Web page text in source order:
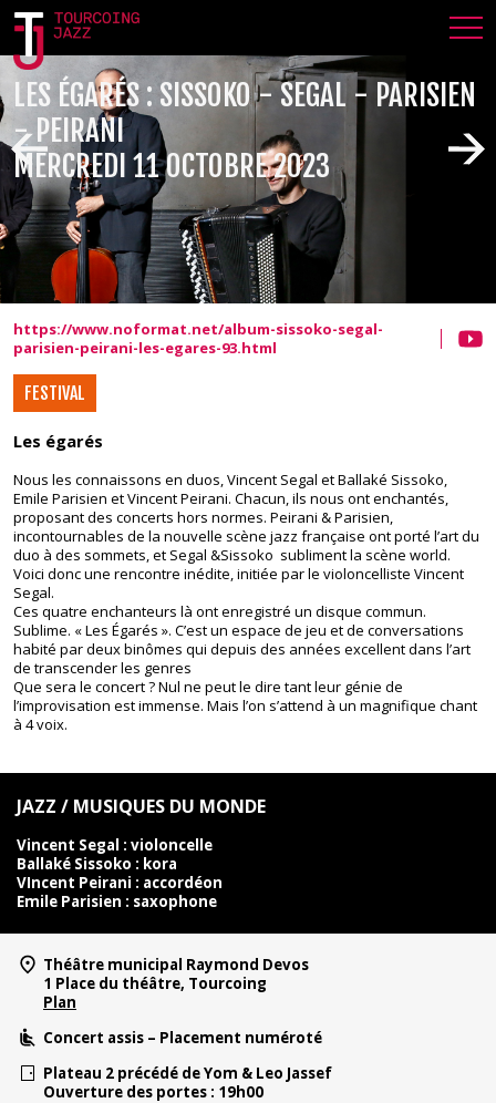
LES ÉGARÉS : SISSOKO - SEGAL - PARISIEN
- PEIRANI
MERCREDI 11 OCTOBRE 2023
https://www.noformat.net/album-sissoko-segal-
parisien-peirani-les-egares-93.html
FESTIVAL
Les égarés
Nous les connaissons en duos, Vincent Segal et Ballaké Sissoko,
Emile Parisien et Vincent Peirani. Chacun, ils nous ont enchantés,
proposant des concerts hors normes. Peirani & Parisien,
incontournables de la nouvelle scène jazz française ont porté l’art du
duo à des sommets, et Segal &Sissoko subliment la scène world.
Voici donc une rencontre inédite, initiée par le violoncelliste Vincent
Segal.
Ces quatre enchanteurs là ont enregistré un disque commun.
Sublime. « Les Égarés ». C’est un espace de jeu et de conversations
habité par deux binômes qui depuis des années excellent dans l’art
de transcender les genres
Que sera le concert ? Nul ne peut le dire tant leur génie de
l’improvisation est immense. Mais l’on s’attend à un magnifique chant
à 4 voix.
JAZZ / MUSIQUES DU MONDE
Vincent Segal : violoncelle
Ballaké Sissoko : kora
VIncent Peirani : accordéon
Emile Parisien : saxophone
Théâtre municipal Raymond Devos
1 Place du théâtre, Tourcoing
Plan
Concert assis – Placement numéroté
Plateau 2 précédé de Yom & Leo Jassef
Ouverture des portes : 19h00